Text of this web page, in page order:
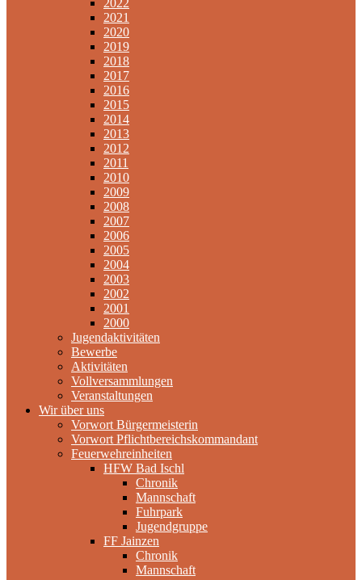
2022
2021
2020
2019
2018
2017
2016
2015
2014
2013
2012
2011
2010
2009
2008
2007
2006
2005
2004
2003
2002
2001
2000
Jugendaktivitäten
Bewerbe
Aktivitäten
Vollversammlungen
Veranstaltungen
Wir über uns
Vorwort Bürgermeisterin
Vorwort Pflichtbereichskommandant
Feuerwehreinheiten
HFW Bad Ischl
Chronik
Mannschaft
Fuhrpark
Jugendgruppe
FF Jainzen
Chronik
Mannschaft